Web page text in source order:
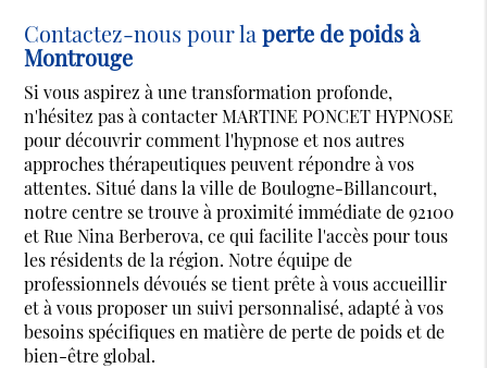
Contactez-nous pour laperte de poids à
Montrouge
Si vous aspirez à une transformation profonde,
n'hésitez pas à contacter MARTINE PONCET HYPNOSE
pour découvrir comment l'hypnose et nos autres
approches thérapeutiques peuvent répondre à vos
attentes. Situé dans la ville de Boulogne-Billancourt,
notre centre se trouve à proximité immédiate de 92100
et Rue Nina Berberova, ce qui facilite l'accès pour tous
les résidents de la région. Notre équipe de
professionnels dévoués se tient prête à vous accueillir
et à vous proposer un suivi personnalisé, adapté à vos
besoins spécifiques en matière de perte de poids et de
bien-être global.